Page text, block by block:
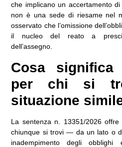
che implicano un accertamento
non è una sede di riesame nel
osservato che l’omissione
il nucleo del reato a
dell’assegno.
Cosa
per chi si
situazione
La sentenza n. 13351/2026
chiunque si trovi — da un lato o
inadempimento degli obblighi